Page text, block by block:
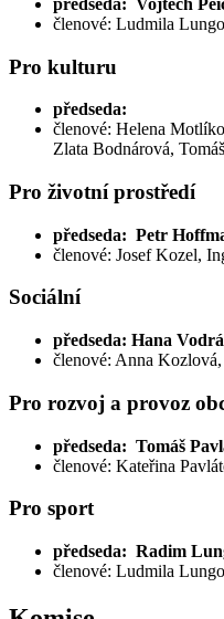
členové: Ludmila
Pro kulturu
předseda:
členové: Helena
Zlata Bodnárová,
Pro životní prostředí
předseda: Petr
členové: Josef Kozel,
Sociální
předseda: Hana
členové: Anna
Pro rozvoj a provoz
předseda: Tomáš
členové: Kateřina
Pro sport
předseda: Radim
členové: Ludmila